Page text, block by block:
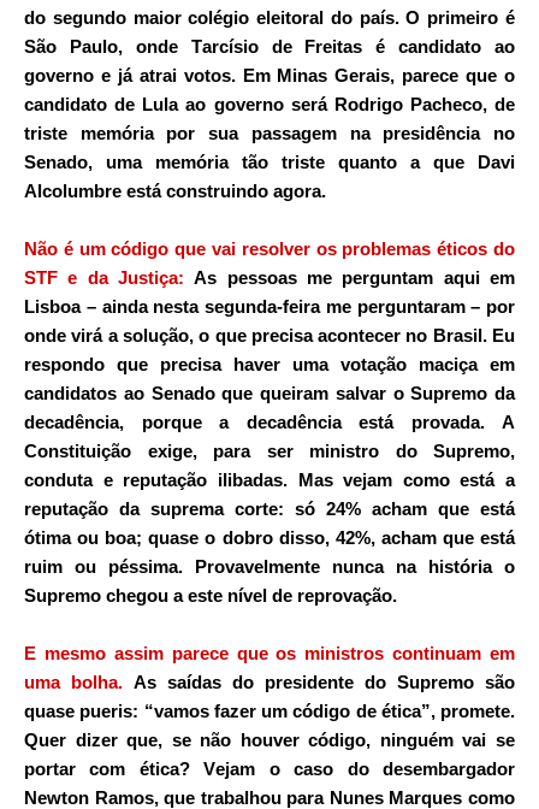
do segundo maior colégio eleitoral do país. O primeiro é
São Paulo, onde Tarcísio de Freitas é candidato ao
governo e já atrai votos. Em Minas Gerais, parece que o
candidato de Lula ao governo será Rodrigo Pacheco, de
triste memória por sua passagem na presidência no
Senado, uma memória tão triste quanto a que Davi
Alcolumbre está construindo agora.
Não é um código que vai resolver os problemas éticos do
STF e da Justiça: As pessoas me perguntam aqui em
Lisboa – ainda nesta segunda-feira me perguntaram – por
onde virá a solução, o que precisa acontecer no Brasil. Eu
respondo que precisa haver uma votação maciça em
candidatos ao Senado que queiram salvar oSupremo da
decadência, porque a decadência está provada. A
Constituição exige, para ser ministro do Supremo,
conduta e reputação ilibadas. Mas vejam como está a
reputação da suprema corte: só 24% acham que está
ótima ou boa; quase o dobro disso, 42%, acham que está
ruim ou péssima. Provavelmente nunca na história o
Supremo chegou a este nível de reprovação.
E mesmo assim parece que os ministros continuam em
uma bolha. As saídas do presidente do Supremo são
quase pueris: “vamos fazer um código de ética”, promete.
Quer dizer que, se não houver código, ninguém vai se
portar com ética? Vejam o caso do desembargador
Newton Ramos, que trabalhou para Nunes Marques como